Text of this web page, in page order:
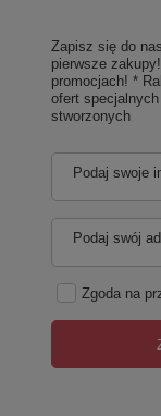
Zapisz się do
pierwsze
promocjach! *
ofert
stworzonych
Podaj swoje
Podaj swój
Zgoda na